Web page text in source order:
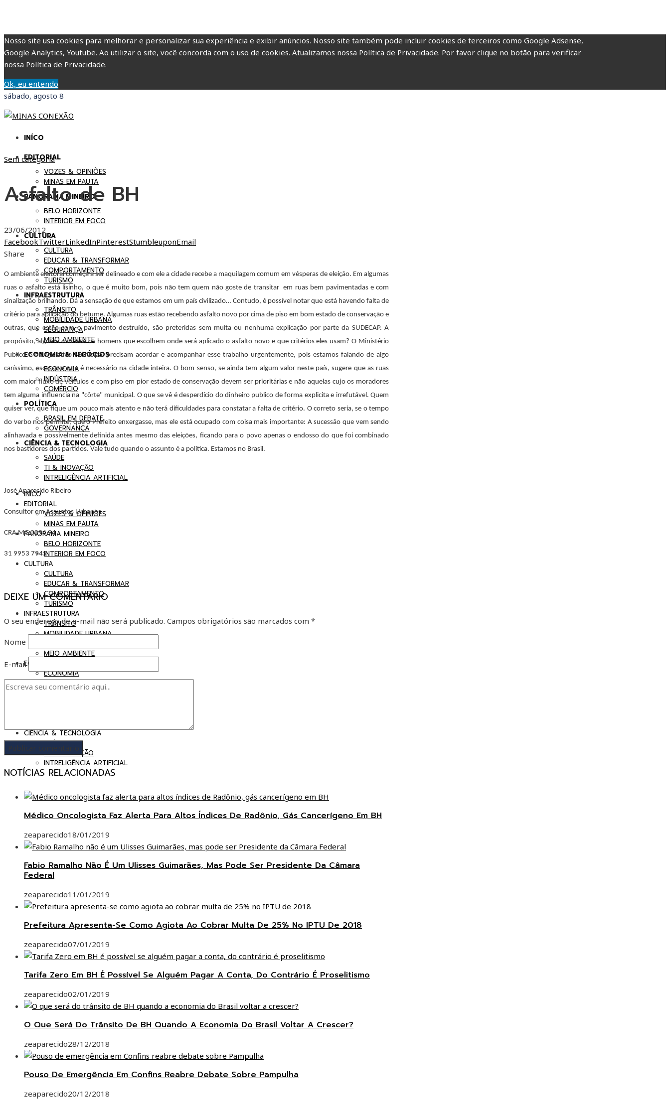
Nosso site usa cookies para melhorar e personalizar sua experiência e exibir anúncios. Nosso site também pode incluir cookies de terceiros como Google Adsense,
Google Analytics, Youtube. Ao utilizar o site, você concorda com o uso de cookies. Atualizamos nossa Política de Privacidade. Por favor clique no botão para verificar
nossa Política de Privacidade.
Ok, eu entendo
sábado, agosto 8
INÍCO
EDITORIAL
VOZES & OPINIÕES
MINAS EM PAUTA
PANORAMA MINEIRO
BELO HORIZONTE
INTERIOR EM FOCO
CULTURA
CULTURA
EDUCAR & TRANSFORMAR
COMPORTAMENTO
TURISMO
INFRAESTRUTURA
TRÂNSITO
MOBILIDADE URBANA
SEGURANÇA
MEIO AMBIENTE
ECONOMIA & NEGÓCIOS
ECONOMIA
INDÚSTRIA
COMÉRCIO
POLÍTICA
BRASIL EM DEBATE
GOVERNANÇA
CIÊNCIA & TECNOLOGIA
SAÚDE
TI & INOVAÇÃO
INTRELIGÊNCIA ARTIFICIAL
INÍCO
EDITORIAL
VOZES & OPINIÕES
MINAS EM PAUTA
PANORAMA MINEIRO
BELO HORIZONTE
INTERIOR EM FOCO
CULTURA
CULTURA
EDUCAR & TRANSFORMAR
COMPORTAMENTO
TURISMO
INFRAESTRUTURA
TRÂNSITO
MOBILIDADE URBANA
MEIO AMBIENTE
ECONOMIA & NEGÓCIOS
ECONOMIA
INDÚSTRIA
CIÊNCIA & TECNOLOGIA
SAÚDE
TI & INOVAÇÃO
INTRELIGÊNCIA ARTIFICIAL
Sem categoria
Asfalto de BH
23/06/2012
FacebookTwitterLinkedInPinterestStumbleuponEmail
Share
O ambiente eleitoral começa a ser delineado e com ele a cidade recebe a maquilagem comum em vésperas de eleição. Em algumas
ruas o asfalto está lisinho, o que é muito bom, pois não tem quem não goste de transitar em ruas bem pavimentadas e com
sinalização brilhando. Dá a sensação de que estamos em um país civilizado… Contudo, é possível notar que está havendo falta de
critério para aplicação do betume. Algumas ruas estão recebendo asfalto novo por cima de piso em bom estado de conservação e
outras, que estão com o pavimento destruído, são preteridas sem muita ou nenhuma explicação por parte da SUDECAP. A
propósito, alguém conhece os homens que escolhem onde será aplicado o asfalto novo e que critérios eles usam? O Ministério
Publico e o Legislativo Municipal precisam acordar e acompanhar esse trabalho urgentemente, pois estamos falando de algo
caríssimo, escasso e que é necessário na cidade inteira. O bom senso, se ainda tem algum valor neste país, sugere que as ruas
com maior fluxo de veículos e com piso em pior estado de conservação devem ser prioritárias e não aquelas cujo os moradores
tem alguma influencia na "côrte" municipal. O que se vê é desperdício do dinheiro publico de forma explicita e irrefutável. Quem
quiser ver, que fique um pouco mais atento e não terá dificuldades para constatar a falta de critério. O correto seria, se o tempo
do verbo nos permite, que o Prefeito enxergasse, mas ele está ocupado com coisa mais importante: A sucessão que vem sendo
alinhavada e possivelmente definida antes mesmo das eleições, ficando para o povo apenas o endosso do que foi combinado
nos bastidores dos partidos. Vale tudo quando o assunto é a política. Estamos no Brasil.
José Aparecido Ribeiro
Consultor em Assuntos Urbanos
CRA MG 0094 94
31 9953 7945
DEIXE UM COMENTÁRIO
O seu endereço de e-mail não será publicado. Campos obrigatórios são marcados com *
Nome
E-mail
NOTÍCIAS RELACIONADAS
Médico Oncologista Faz Alerta Para Altos Índices De Radônio, Gás Cancerígeno Em BH
zeaparecido18/01/2019
Fabio Ramalho Não É Um Ulisses Guimarães, Mas Pode Ser Presidente Da Câmara
Federal
zeaparecido11/01/2019
Prefeitura Apresenta-Se Como Agiota Ao Cobrar Multa De 25% No IPTU De 2018
zeaparecido07/01/2019
Tarifa Zero Em BH É Possível Se Alguém Pagar A Conta, Do Contrário É Proselitismo
zeaparecido02/01/2019
O Que Será Do Trânsito De BH Quando A Economia Do Brasil Voltar A Crescer?
zeaparecido28/12/2018
Pouso De Emergência Em Confins Reabre Debate Sobre Pampulha
zeaparecido20/12/2018